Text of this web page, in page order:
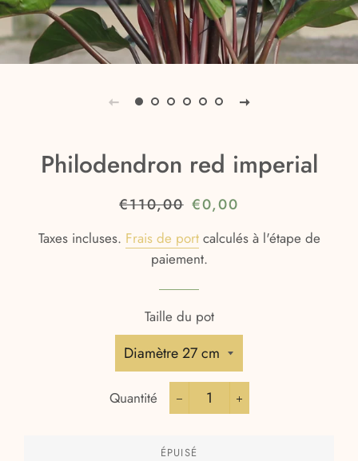
Philodendron red imperial
Prix
€110,00 Prix
€0,00
Taxes incluses. Frais de portcalculés à l'étape de
paiement.
Taille du pot
Quantité
−
+
ÉPUISÉ